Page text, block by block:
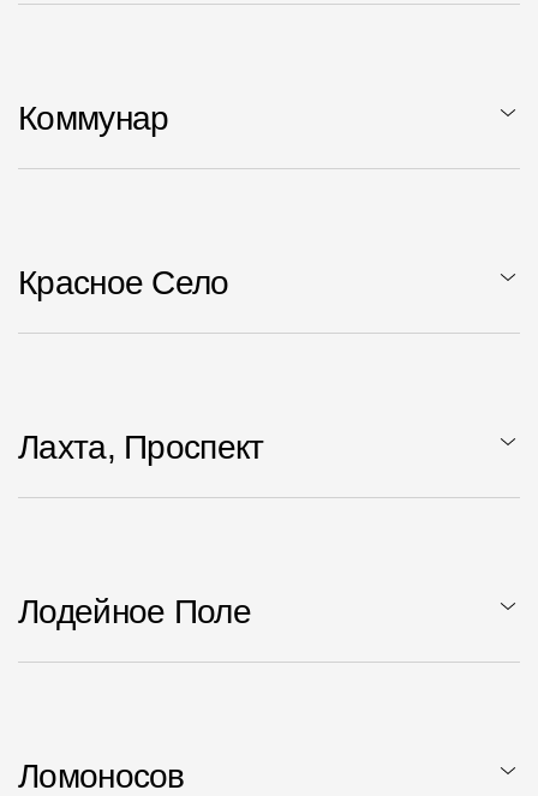
Коммунар
Красное Село
Лахта, Проспект
Лодейное Поле
Ломоносов